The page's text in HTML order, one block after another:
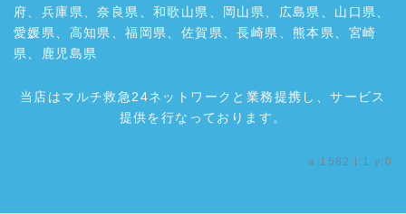
府、兵庫県、奈良県、和歌山県、岡山県、広島県、山口県、
愛媛県、高知県、福岡県、佐賀県、長崎県、熊本県、宮崎
県、鹿児島県
当店はマルチ救急24ネットワークと業務提携し、サービス
提供を行なっております。
a:1582 t:1 y:0